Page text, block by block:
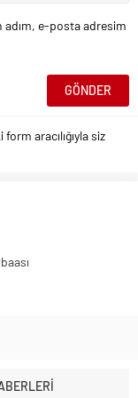
adım, e-posta adresim
aracılığıyla siz